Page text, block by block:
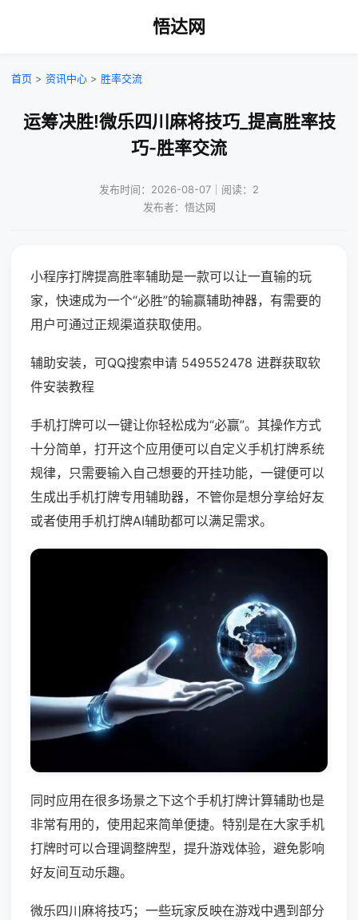
悟达网
首页 > 资讯中心 > 胜率交流
运筹决胜!微乐四川麻将技巧_提高胜率技
巧-胜率交流
发布时间：2026-08-07｜阅读：2
发布者：悟达网
小程序打牌提高胜率辅助是一款可以让一直输的玩
家，快速成为一个“必胜”的输赢辅助神器，有需要的
用户可通过正规渠道获取使用。
辅助安装，可QQ搜索申请 549552478 进群获取软
件安装教程
手机打牌可以一键让你轻松成为“必赢”。其操作方式
十分简单，打开这个应用便可以自定义手机打牌系统
规律，只需要输入自己想要的开挂功能，一键便可以
生成出手机打牌专用辅助器，不管你是想分享给好友
或者使用手机打牌AI辅助都可以满足需求。
同时应用在很多场景之下这个手机打牌计算辅助也是
非常有用的，使用起来简单便捷。特别是在大家手机
打牌时可以合理调整牌型，提升游戏体验，避免影响
好友间互动乐趣。
微乐四川麻将技巧；一些玩家反映在游戏中遇到部分